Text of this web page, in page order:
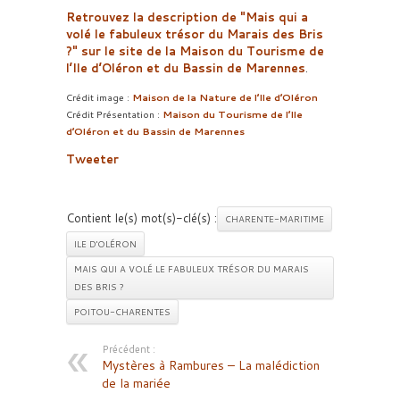
Retrouvez la description de
Mais qui a
volé le fabuleux trésor du Marais des Bris
?
sur le site de la Maison du Tourisme de
l’Ile d’Oléron et du Bassin de Marennes.
Crédit image : Maison de la Nature de l’Ile d’Oléron
Crédit Présentation : Maison du Tourisme de l’Ile
d’Oléron et du Bassin de Marennes
Tweeter
Contient le(s) mot(s)-clé(s) :
CHARENTE-MARITIME
ILE D'OLÉRON
MAIS QUI A VOLÉ LE FABULEUX TRÉSOR DU MARAIS
DES BRIS ?
POITOU-CHARENTES
Précédent :
Mystères à Rambures – La malédiction
de la mariée